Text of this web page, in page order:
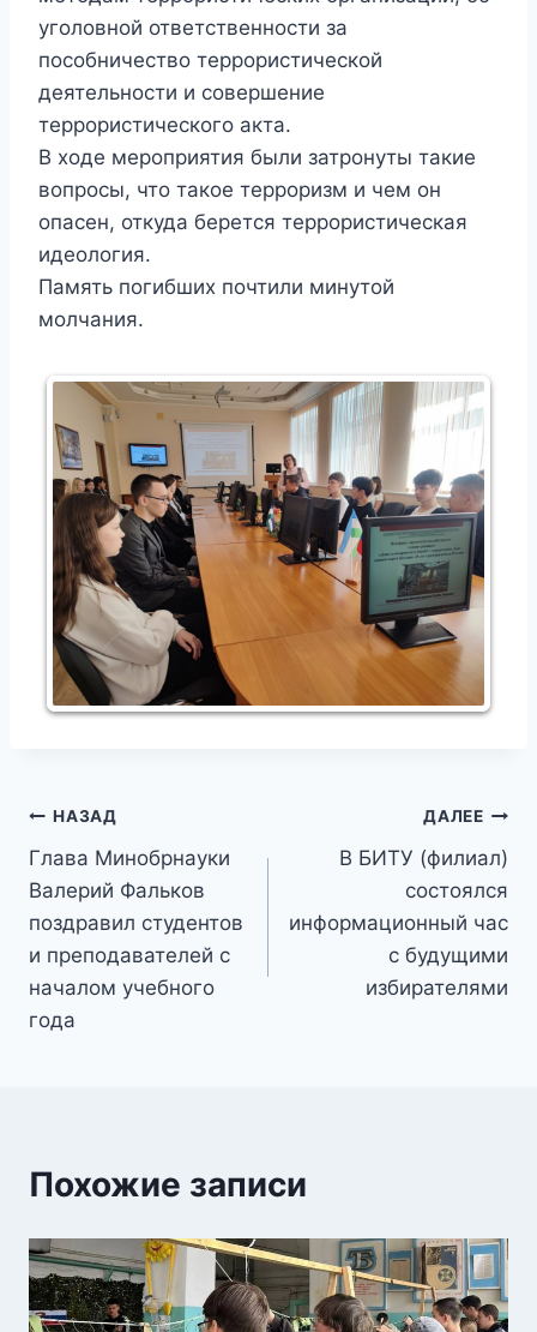
уголовной ответственности за
пособничество террористической
деятельности и совершение
террористического акта.
В ходе мероприятия были затронуты такие
вопросы, что такое терроризм и чем он
опасен, откуда берется террористическая
идеология.
Память погибших почтили минутой
молчания.
Навигация
по
записям
НАЗАД
Глава Минобрнауки
Валерий Фальков
поздравил студентов
и преподавателей с
началом учебного
года
ДАЛЕЕ
В БИТУ (филиал)
состоялся
информационный час
с будущими
избирателями
Похожие записи